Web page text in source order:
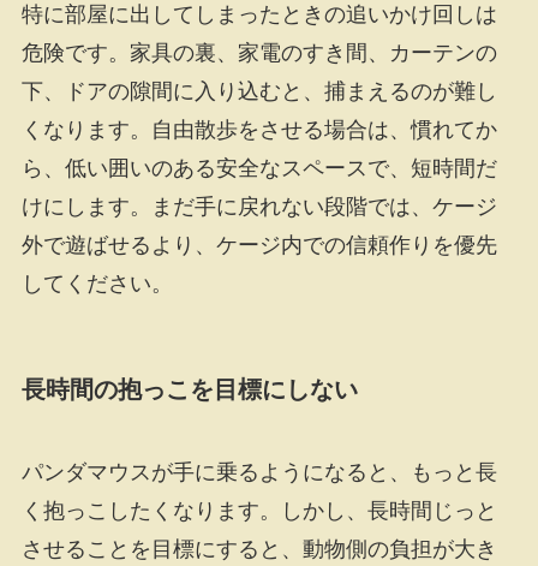
特に部屋に出してしまったときの追いかけ回しは
危険です。家具の裏、家電のすき間、カーテンの
下、ドアの隙間に入り込むと、捕まえるのが難し
くなります。自由散歩をさせる場合は、慣れてか
ら、低い囲いのある安全なスペースで、短時間だ
けにします。まだ手に戻れない段階では、ケージ
外で遊ばせるより、ケージ内での信頼作りを優先
してください。
長時間の抱っこを目標にしない
パンダマウスが手に乗るようになると、もっと長
く抱っこしたくなります。しかし、長時間じっと
させることを目標にすると、動物側の負担が大き